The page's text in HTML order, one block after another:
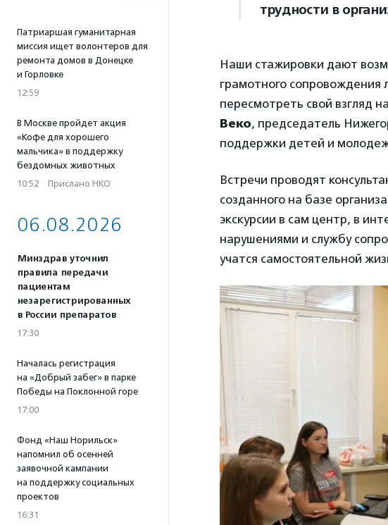
Патриаршая гуманитарная
миссия ищет волонтеров для
ремонта домов в Донецке
и Горловке
12:59
В Москве пройдет акция
«Кофе для хорошего
мальчика» в поддержку
бездомных животных
10:52 · Прислано НКО
06.08.2026
Минздрав уточнил
правила передачи
пациентам
незарегистрированных
в России препаратов
17:30
Началась регистрация
на «Добрый забег» в парке
Победы на Поклонной горе
17:00
Фонд «Наш Норильск»
напомнил об осенней
заявочной кампании
на поддержку социальных
проектов
16:31
трудности в
Наши стажировки дают
грамотного
пересмотреть свой взгляд
Веко, председатель
поддержки детей и
Встречи проводят
созданного на базе
экскурсии в сам центр, в
нарушениями и службу
учатся самостоятельной